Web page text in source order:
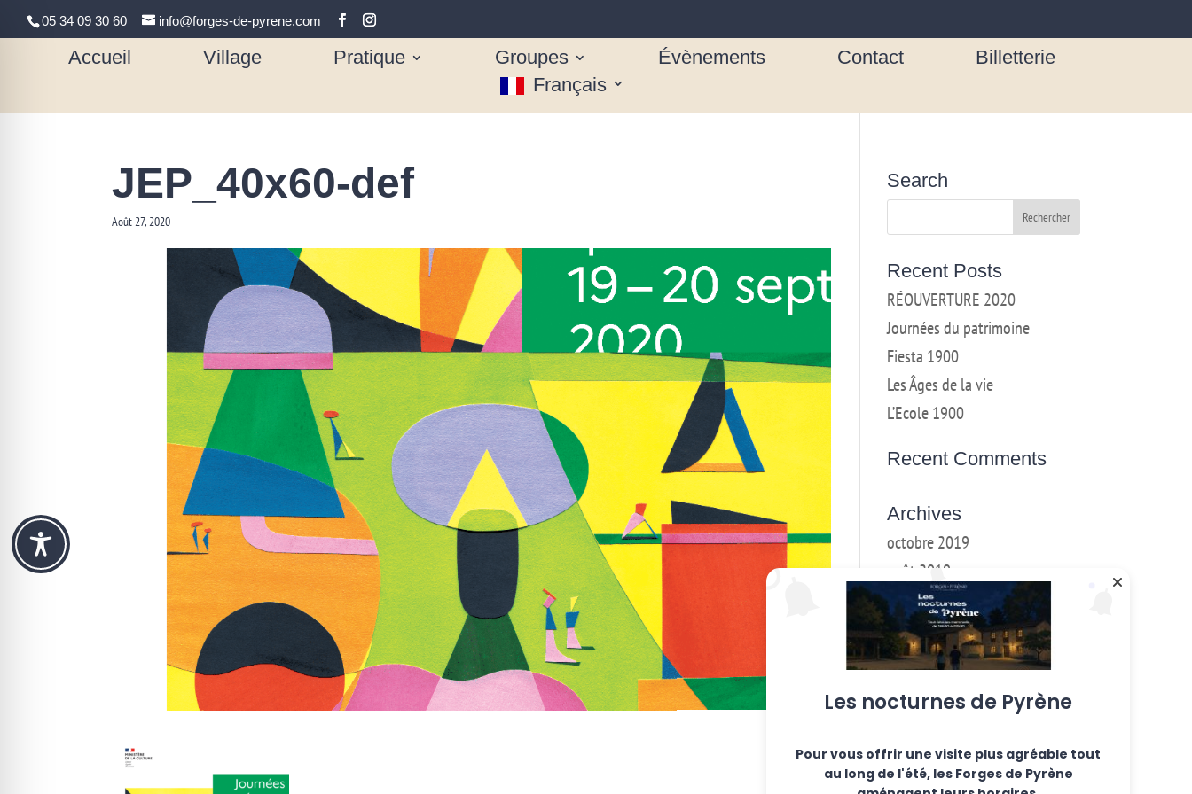
05 34 09 30 60 info@forges-de-pyrene.com
Accueil Village Pratique Groupes Évènements Contact
Billetterie
Français
JEP_40x60-def
Août 27, 2020
Search
Recent Posts
RÉOUVERTURE 2020
Journées du patrimoine
Fiesta 1900
Les Âges de la vie
L’Ecole 1900
Recent Comments
Archives
octobre 2019
août 2019
mai 2019
mars 2018
février 2018
décembre 2016
Categories
Ateliers hebdo
Les nocturnes de Pyrène
Pour vous offrir une visite plus agréable tout
au long de l'été, les Forges de Pyrène